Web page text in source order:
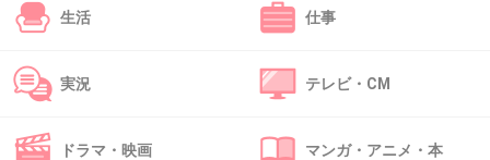
奥二重だけど、爪であとつけて目ヂカラ入れ続けてたら二
重ww
+2
生活 仕事
実況 テレビ・CM
ドラマ・映画 マンガ・アニメ・本